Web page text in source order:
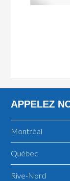
APPELEZ
Montréal
Québec
Rive-Nord